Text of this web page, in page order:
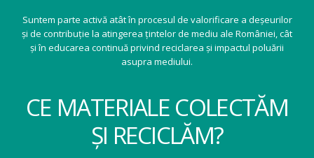
Suntem parte activă atât în procesul de valorificare a deșeurilor
și de contribuție la atingerea țintelor de mediu ale României, cât
și în educarea continuă privind reciclarea și impactul poluării
asupra mediului.
CE MATERIALE COLECTĂM
ȘI RECICLĂM?